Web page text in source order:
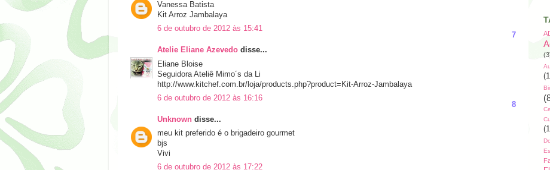
Vanessa Batista
Kit Arroz Jambalaya
6 de outubro de 2012 às 15:41
Atelie Eliane Azevedo disse...
7
Eliane Bloise
Seguidora Ateliê Mimo´s da Li
http://www.kitchef.com.br/loja/products.php?product=Kit-Arroz-Jambalaya
6 de outubro de 2012 às 16:16
Unknown disse...
8
meu kit preferido é o brigadeiro gourmet
bjs
Vivi
6 de outubro de 2012 às 17:22